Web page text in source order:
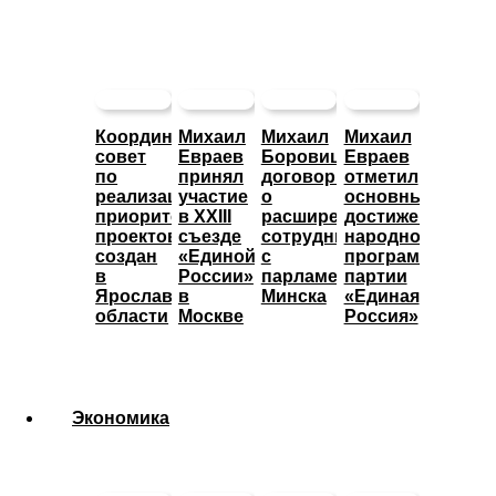
Координационный
совет
по
реализации
приоритетных
проектов
создан
в
Ярославской
области
Михаил
Евраев
принял
участие
в XXIII
съезде
«Единой
России»
в
Москве
Михаил
Боровицкий
договорился
о
расширении
сотрудничества
с
парламентом
Минска
Михаил
Евраев
отметил
основные
достижения
народной
программы
партии
«Единая
Россия»
Экономика